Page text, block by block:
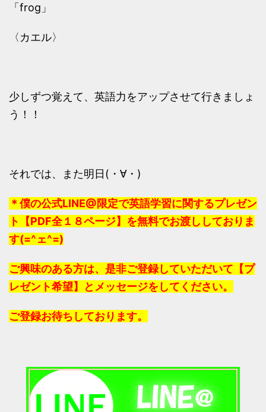
「frog」
〈カエル〉
少しずつ覚えて、英語力をアップさせて行きましょ
う！！
それでは、また明日(・∀・)
＊僕の公式LINE@限定で英語学習に関するプレゼン
ト【PDF全１８ページ】を無料でお渡ししておりま
す(=^ェ^=)
ご興味のある方は、是非ご登録していただいて【プ
レゼント希望】とメッセージをしてください。
ご登録お待ちしております。